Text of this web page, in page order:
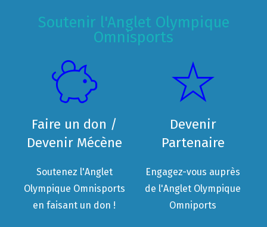
Soutenir l'Anglet Olympique
Omnisports
Faire un don /
Devenir Mécène
Soutenez l'Anglet
Olympique Omnisports
en faisant un don !
Devenir
Partenaire
Engagez-vous auprès
de l'Anglet Olympique
Omniports